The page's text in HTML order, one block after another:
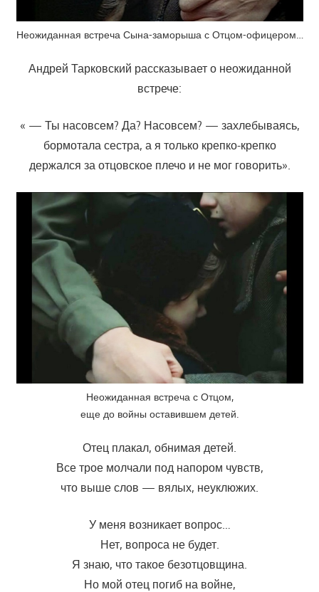
Неожиданная встреча Сына-заморыша с Отцом-офицером…
Андрей Тарковский рассказывает о неожиданной
встрече:
« — Ты насовсем? Да? Насовсем? — захлебываясь,
бормотала сестра, а я только крепко-крепко
держался за отцовское плечо и не мог говорить».
Неожиданная встреча с Отцом,
еще до войны оставившем детей.
Отец плакал, обнимая детей.
Все трое молчали под напором чувств,
что выше слов — вялых, неуклюжих.
У меня возникает вопрос…
Нет, вопроса не будет.
Я знаю, что такое безотцовщина.
Но мой отец погиб на войне,